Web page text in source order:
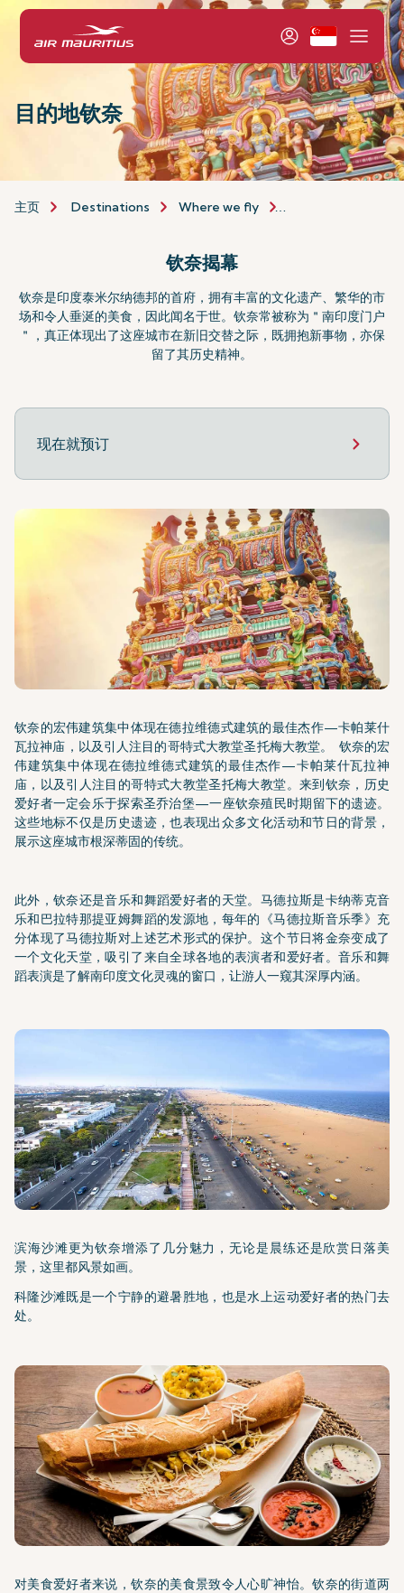
目的地钦奈
主页 Destinations Where we fly
钦奈揭幕
钦奈是印度泰米尔纳德邦的首府，拥有丰富的文化遗产、繁华的市
场和令人垂涎的美食，因此闻名于世。钦奈常被称为＂南印度门户
＂，真正体现出了这座城市在新旧交替之际，既拥抱新事物，亦保
留了其历史精神。
现在就预订
钦奈的宏伟建筑集中体现在德拉维德式建筑的最佳杰作—卡帕莱什
瓦拉神庙，以及引人注目的哥特式大教堂圣托梅大教堂。
钦奈的宏
伟建筑集中体现在德拉维德式建筑的最佳杰作—卡帕莱什瓦拉神
庙，以及引人注目的哥特式大教堂圣托梅大教堂。来到钦奈，历史
爱好者一定会乐于探索圣乔治堡—一座钦奈殖民时期留下的遗迹。
这些地标不仅是历史遗迹，也表现出众多文化活动和节日的背景，
展示这座城市根深蒂固的传统。
此外，钦奈还是音乐和舞蹈爱好者的天堂。马德拉斯是卡纳蒂克音
乐和巴拉特那提亚姆舞蹈的发源地，每年的《马德拉斯音乐季》充
分体现了马德拉斯对上述艺术形式的保护。这个节日将金奈变成了
一个文化天堂，吸引了来自全球各地的表演者和爱好者。音乐和舞
蹈表演是了解南印度文化灵魂的窗口，让游人一窥其深厚内涵。
滨海沙滩更为钦奈增添了几分魅力，无论是晨练还是欣赏日落美
景，这里都风景如画。
科隆沙滩既是一个宁静的避暑胜地，也是水上运动爱好者的热门去
处。
对美食爱好者来说，钦奈的美食景致令人心旷神怡。钦奈的街道两